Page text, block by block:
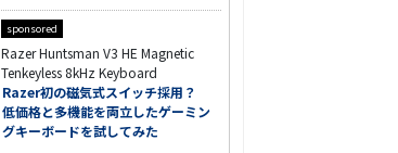
sponsored
Razer Huntsman V3 HE Magnetic
Tenkeyless 8kHz Keyboard
Razer初の磁気式スイッチ採用？
低価格と多機能を両立したゲーミン
グキーボードを試してみた